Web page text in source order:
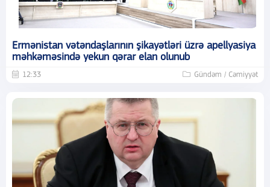
Ermənistan vətəndaşlarının şikayətləri üzrə apellyasiya
məhkəməsində yekun qərar elan olunub
12:33 Gündəm / Cəmiyyət